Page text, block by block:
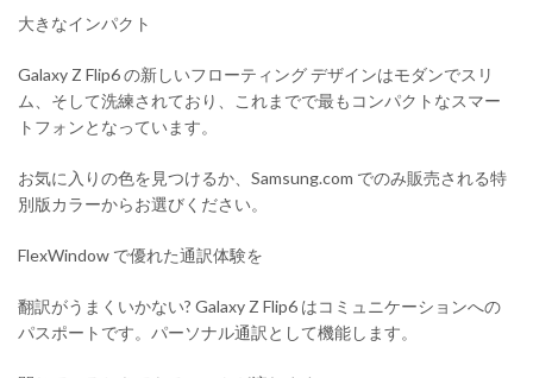
大きなインパクト
Galaxy Z Flip6 の新しいフローティング デザインはモダンでスリ
ム、そして洗練されており、これまでで最もコンパクトなスマー
トフォンとなっています。
お気に入りの色を見つけるか、Samsung.com でのみ販売される特
別版カラーからお選びください。
FlexWindow で優れた通訳体験を
翻訳がうまくいかない? Galaxy Z Flip6 はコミュニケーションへの
パスポートです。パーソナル通訳として機能します。